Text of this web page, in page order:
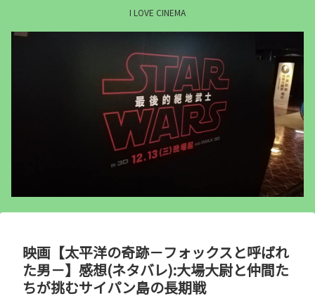
I LOVE CINEMA
映画【太平洋の奇跡－フォックスと呼ばれ
た男－】感想(ネタバレ):大場大尉と仲間た
ちが挑むサイパン島の長期戦